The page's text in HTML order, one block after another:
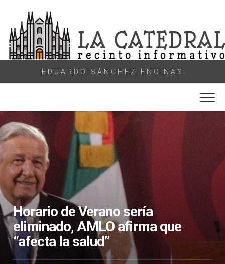
content
EDUARDO SÁNCHEZ ENCINAS
Horario de Verano sería
eliminado, AMLO afirma que
“afecta la salud”